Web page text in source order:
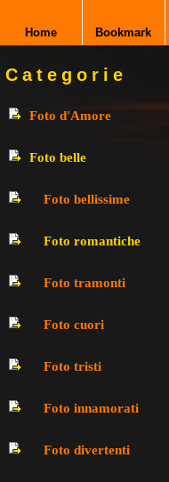
Home Bookmark
Categorie
Foto d'Amore
Foto belle
Foto bellissime
Foto romantiche
Foto tramonti
Foto cuori
Foto tristi
Foto innamorati
Foto divertenti